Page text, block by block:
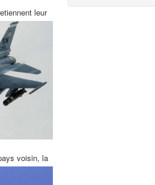
leur
voisin, la